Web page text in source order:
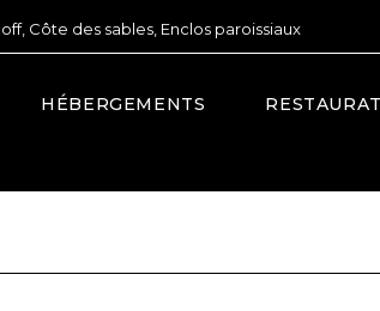
Côte des sables, Enclos paroissiaux
HÉBERGEMENTS